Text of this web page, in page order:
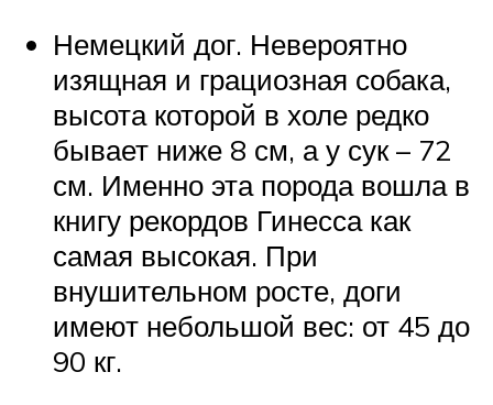
Немецкий дог. Невероятно
изящная и грациозная собака,
высота которой в холе редко
бывает ниже 8 см, а у сук – 72
см. Именно эта порода вошла в
книгу рекордов Гинесса как
самая высокая. При
внушительном росте, доги
имеют небольшой вес: от 45 до
90 кг.